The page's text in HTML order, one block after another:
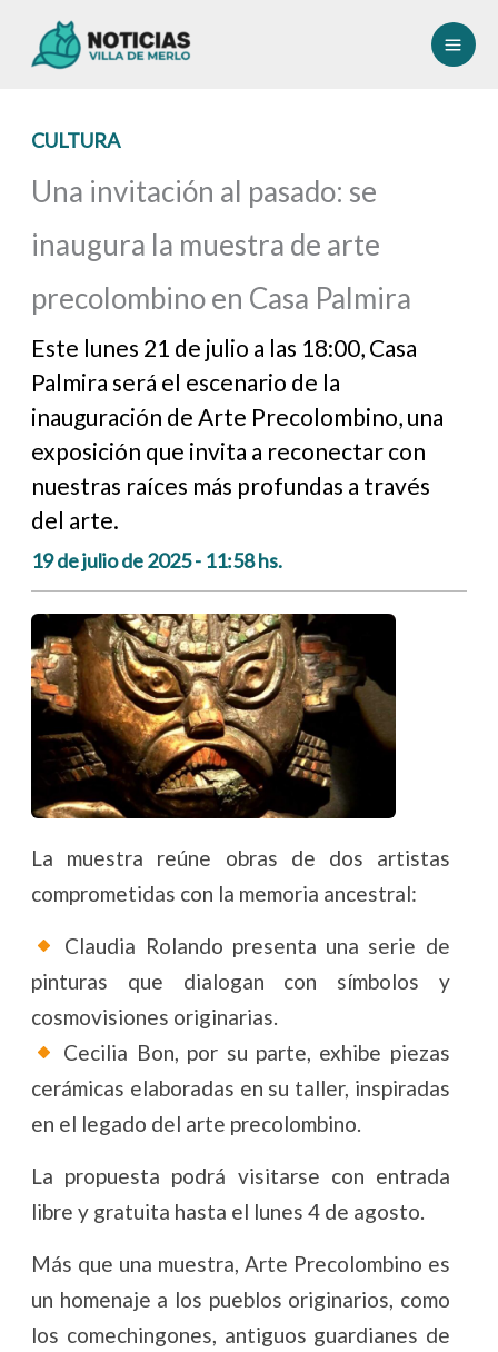
CULTURA
Una invitación al pasado: se
inaugura la muestra de arte
precolombino en Casa Palmira
Este lunes 21 de julio a las 18:00, Casa
Palmira será el escenario de la
inauguración de Arte Precolombino, una
exposición que invita a reconectar con
nuestras raíces más profundas a través
del arte.
19 de julio de 2025 - 11:58 hs.
La muestra reúne obras de dos artistas
comprometidas con la memoria ancestral:
Claudia Rolando presenta una serie de
pinturas que dialogan con símbolos y
cosmovisiones originarias.
Cecilia Bon, por su parte, exhibe piezas
cerámicas elaboradas en su taller, inspiradas
en el legado del arte precolombino.
La propuesta podrá visitarse con entrada
libre y gratuita hasta el lunes 4 de agosto.
Más que una muestra, Arte Precolombino es
un homenaje a los pueblos originarios, como
los comechingones, antiguos guardianes de